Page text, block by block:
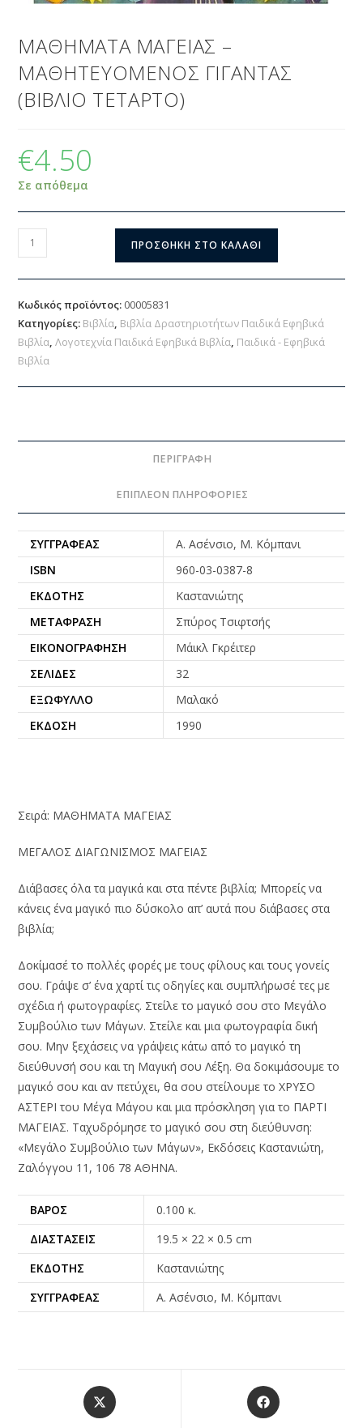
ΜΑΘΗΜΑΤΑ ΜΑΓΕΙΑΣ –
ΜΑΘΗΤΕΥΟΜΕΝΟΣ ΓΙΓΑΝΤΑΣ
(ΒΙΒΛΙΟ ΤΕΤΑΡΤΟ)
€4.50
Σε απόθεμα
ΠΡΟΣΘΉΚΗ ΣΤΟ ΚΑΛΆΘΙ
Κωδικός προϊόντος: 00005831
Κατηγορίες: Βιβλία, Βιβλία Δραστηριοτήτων Παιδικά Εφηβικά
Βιβλία,Λογοτεχνία Παιδικά Εφηβικά Βιβλία, Παιδικά - Εφηβικά
Βιβλία
ΠΕΡΙΓΡΑΦΉ
ΕΠΙΠΛΈΟΝ ΠΛΗΡΟΦΟΡΊΕΣ
ΣΥΓΓΡΑΦΈΑΣ
Α. Ασένσιο, Μ. Κόμπανι
ISBN
960-03-0387-8
ΕΚΔΌΤΗΣ
Καστανιώτης
ΜΕΤΆΦΡΑΣΗ
Σπύρος Τσιφτσής
ΕΙΚΟΝΟΓΡΆΦΗΣΗ
Μάικλ Γκρέιτερ
ΣΕΛΊΔΕΣ
32
ΕΞΏΦΥΛΛΟ
Μαλακό
ΈΚΔΟΣΗ
1990
Σειρά: ΜΑΘΗΜΑΤΑ ΜΑΓΕΙΑΣ
ΜΕΓΑΛΟΣ ΔΙΑΓΩΝΙΣΜΟΣ ΜΑΓΕΙΑΣ
Διάβασες όλα τα μαγικά και στα πέντε βιβλία; Μπορείς να
κάνεις ένα μαγικό πιο δύσκολο απ’ αυτά που διάβασες στα
βιβλία;
Δοκίμασέ το πολλές φορές με τους φίλους και τους γονείς
σου. Γράψε σ’ ένα χαρτί τις οδηγίες και συμπλήρωσέ τες με
σχέδια ή φωτογραφίες. Στείλε το μαγικό σου στο Μεγάλο
Συμβούλιο των Μάγων. Στείλε και μια φωτογραφία δική
σου. Μην ξεχάσεις να γράψεις κάτω από το μαγικό τη
διεύθυνσή σου και τη Μαγική σου Λέξη. Θα δοκιμάσουμε το
μαγικό σου και αν πετύχει, θα σου στείλουμε το ΧΡΥΣΟ
ΑΣΤΕΡΙ του Μέγα Μάγου και μια πρόσκληση για το ΠΑΡΤΙ
ΜΑΓΕΙΑΣ. Ταχυδρόμησε το μαγικό σου στη διεύθυνση:
«Μεγάλο Συμβούλιο των Μάγων», Εκδόσεις Καστανιώτη,
Ζαλόγγου 11, 106 78 ΑΘΗΝΑ.
ΒΆΡΟΣ
0.100 κ.
ΔΙΑΣΤΆΣΕΙΣ
19.5 × 22 × 0.5 cm
ΕΚΔΌΤΗΣ
Καστανιώτης
ΣΥΓΓΡΑΦΈΑΣ
Α. Ασένσιο, Μ. Κόμπανι